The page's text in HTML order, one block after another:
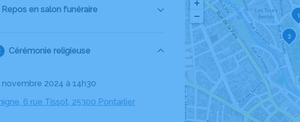
Repos en salon funéraire
Cérémonie religieuse
novembre 2024 à 14h30
6 rue Tissot, 25300 Pontarlier
1
3
+
−